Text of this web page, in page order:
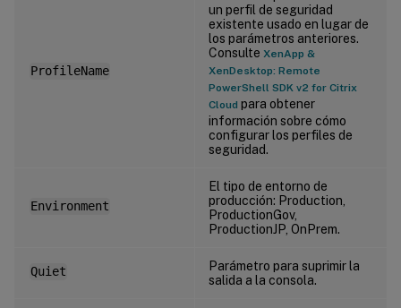
ProfileName
un perfil de seguridad
existente usado en lugar de
los parámetros anteriores.
Consulte XenApp &
XenDesktop: Remote
PowerShell SDK v2 for Citrix
Cloud para obtener
información sobre cómo
configurar los perfiles de
seguridad.
Environment
El tipo de entorno de
producción: Production,
ProductionGov,
ProductionJP, OnPrem.
Quiet
Parámetro para suprimir la
salida a la consola.